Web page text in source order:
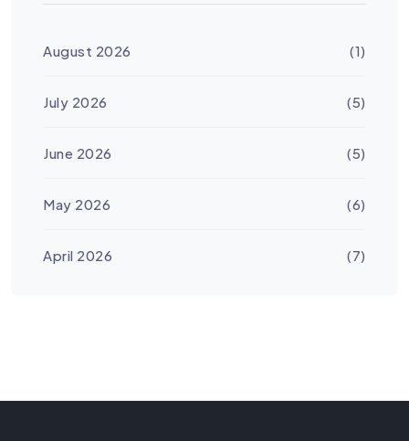
August 2026 (1)
July 2026 (5)
June 2026 (5)
May 2026 (6)
April 2026 (7)